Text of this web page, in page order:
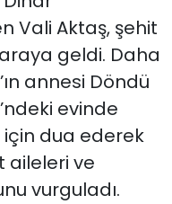
Vali Aktaş, şehit
geldi. Daha
annesi Döndü
evinde
için dua ederek
aileleri ve
vurguladı.